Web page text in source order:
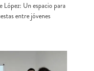
Un espacio para
entre jóvenes